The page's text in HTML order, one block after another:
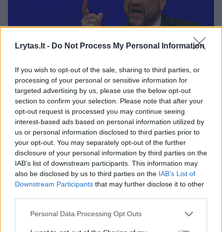
Lrytas.lt - Do Not Process My Personal Information
If you wish to opt-out of the sale, sharing to third parties, or
processing of your personal or sensitive information for
targeted advertising by us, please use the below opt-out
section to confirm your selection. Please note that after your
opt-out request is processed you may continue seeing
interest-based ads based on personal information utilized by
us or personal information disclosed to third parties prior to
your opt-out. You may separately opt-out of the further
disclosure of your personal information by third parties on the
IAB’s list of downstream participants. This information may
also be disclosed by us to third parties on the IAB’s List of
Downstream Participants that may further disclose it to other
Personal Data Processing Opt Outs
M.Schulzo socialdemokratai pelnė mažiau vietų nei
anksčiau.
AFP/
Iš kur toks slydimas žemyn? M.Jastramskis
aiškina, kad dėl to kaltas neaiškus
socialdemokratų vaidmuo politikoje.
„Socialdemokratai buvo jaunesnieji koalicijos
partneriai. O A.Merkel partiečiai Vokietijos